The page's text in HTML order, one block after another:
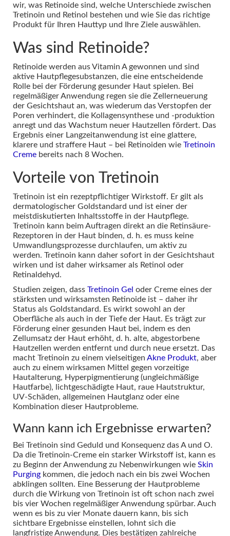
wir, was Retinoide sind, welche Unterschiede zwischen
Tretinoin und Retinol bestehen und wie Sie das richtige
Produkt für Ihren Hauttyp und Ihre Ziele auswählen.
Was sind Retinoide?
Retinoide werden aus Vitamin A gewonnen und sind
aktive Hautpflegesubstanzen, die eine entscheidende
Rolle bei der Förderung gesunder Haut spielen. Bei
regelmäßiger Anwendung regen sie die Zellerneuerung
der Gesichtshaut an, was wiederum das Verstopfen der
Poren verhindert, die Kollagensynthese und -produktion
anregt und das Wachstum neuer Hautzellen fördert. Das
Ergebnis einer Langzeitanwendung ist eine glattere,
klarere und straffere Haut – bei Retinoiden wie Tretinoin
Creme bereits nach 8 Wochen.
Vorteile von Tretinoin
Tretinoin ist ein rezeptpflichtiger Wirkstoff. Er gilt als
dermatologischer Goldstandard und ist einer der
meistdiskutierten Inhaltsstoffe in der Hautpflege.
Tretinoin kann beim Auftragen direkt an die Retinsäure-
Rezeptoren in der Haut binden, d. h. es muss keine
Umwandlungsprozesse durchlaufen, um aktiv zu
werden. Tretinoin kann daher sofort in der Gesichtshaut
wirken und ist daher wirksamer als Retinol oder
Retinaldehyd.
Studien zeigen, dass Tretinoin Gel oder Creme eines der
stärksten und wirksamsten Retinoide ist – daher ihr
Status als Goldstandard. Es wirkt sowohl an der
Oberfläche als auch in der Tiefe der Haut. Es trägt zur
Förderung einer gesunden Haut bei, indem es den
Zellumsatz der Haut erhöht, d. h. alte, abgestorbene
Hautzellen werden entfernt und durch neue ersetzt. Das
macht Tretinoin zu einem vielseitigen Akne Produkt, aber
auch zu einem wirksamen Mittel gegen vorzeitige
Hautalterung, Hyperpigmentierung (ungleichmäßige
Hautfarbe), lichtgeschädigte Haut, raue Hautstruktur,
UV-Schäden, allgemeinen Hautglanz oder eine
Kombination dieser Hautprobleme.
Wann kann ich Ergebnisse erwarten?
Bei Tretinoin sind Geduld und Konsequenz das A und O.
Da die Tretinoin-Creme ein starker Wirkstoff ist, kann es
zu Beginn der Anwendung zu Nebenwirkungen wie Skin
Purging kommen, die jedoch nach ein bis zwei Wochen
abklingen sollten. Eine Besserung der Hautprobleme
durch die Wirkung von Tretinoin ist oft schon nach zwei
bis vier Wochen regelmäßiger Anwendung spürbar. Auch
wenn es bis zu vier Monate dauern kann, bis sich
sichtbare Ergebnisse einstellen, lohnt sich die
langfristige Anwendung. Dies bestätigen zahlreiche